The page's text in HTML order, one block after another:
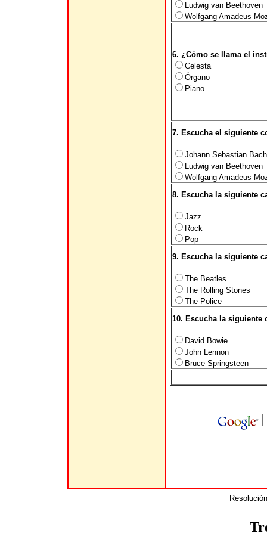
Ludwig van Beethoven
Wolfgang Amadeus
6. ¿Cómo se llama el
Celesta
Órgano
Piano
7. Escucha el siguiente
Johann Sebastian Bach
Ludwig van Beethoven
Wolfgang Amadeus
8. Escucha la siguiente
Jazz
Rock
Pop
9. Escucha la siguiente
The Beatles
The Rolling Stones
The Police
10. Escucha la
David Bowie
John Lennon
Bruce Springsteen